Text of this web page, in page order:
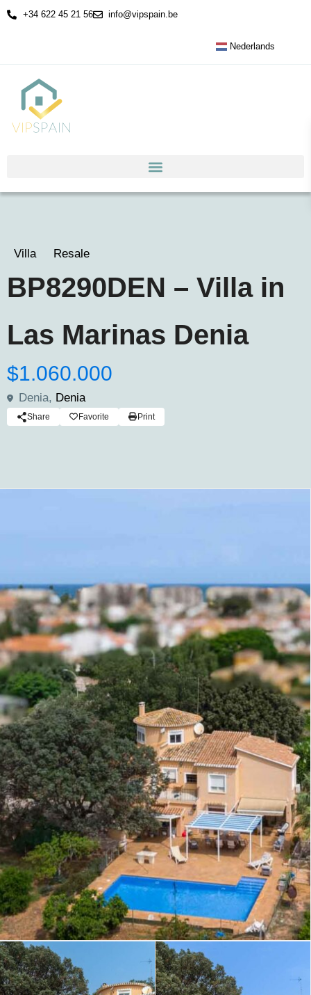
+34 622 45 21 56 info@vipspain.be
Nederlands
Villa Resale
BP8290DEN – Villa in
Las Marinas Denia
$1.060.000
Denia, Denia
Share Favorite Print